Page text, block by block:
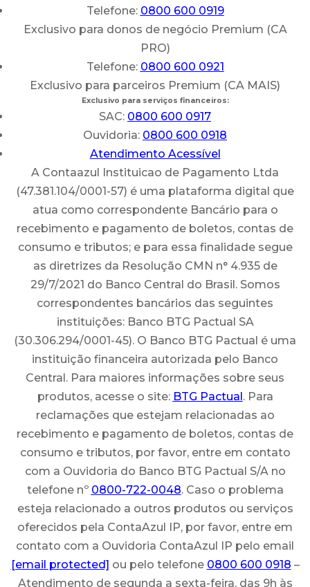
Telefone: 0800 600 0919
Exclusivo para donos de negócio Premium (CA
PRO)
Telefone: 0800 600 0921
Exclusivo para parceiros Premium (CA MAIS)
Exclusivo para serviços financeiros:
SAC: 0800 600 0917
Ouvidoria: 0800 600 0918
Atendimento Acessível
A Contaazul Instituicao de Pagamento Ltda
(47.381.104/0001-57) é uma plataforma digital que
atua como correspondente Bancário para o
recebimento e pagamento de boletos, contas de
consumo e tributos; e para essa finalidade segue
as diretrizes da Resolução CMN n° 4.935 de
29/7/2021 do Banco Central do Brasil. Somos
correspondentes bancários das seguintes
instituições: Banco BTG Pactual SA
(30.306.294/0001-45). O Banco BTG Pactual é uma
instituição financeira autorizada pelo Banco
Central. Para maiores informações sobre seus
produtos, acesse o site: BTG Pactual . Para
reclamações que estejam relacionadas ao
recebimento e pagamento de boletos, contas de
consumo e tributos, por favor, entre em contato
com a Ouvidoria do Banco BTG Pactual S/A no
telefone nº 0800-722-0048. Caso o problema
esteja relacionado a outros produtos ou serviços
oferecidos pela ContaAzul IP, por favor, entre em
contato com a Ouvidoria ContaAzul IP pelo email
[email protected] ou pelo telefone 0800 600 0918 –
Atendimento de segunda a sexta-feira, das 9h às